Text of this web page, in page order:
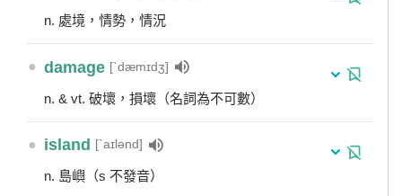
n. 處境，情勢，情況
● damage [ˋdæmɪdʒ]
n. & vt. 破壞，損壞（名詞為不可數）
● island [ˋaɪlənd]
n. 島嶼（s 不發音）